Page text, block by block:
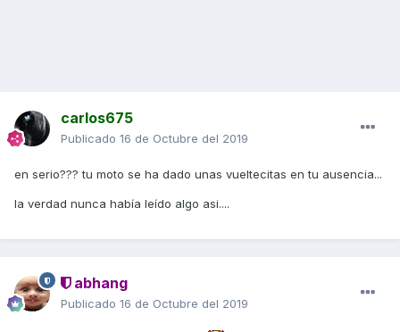
carlos675
Publicado 16 de Octubre del 2019
en serio??? tu moto se ha dado unas vueltecitas en tu ausencia...
la verdad nunca había leído algo asi....
abhang
Publicado 16 de Octubre del 2019